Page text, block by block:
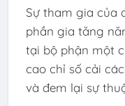
Sự tham gia của
phần gia tăng
tại bộ phận một
cao chỉ số cải
và đem lại sự